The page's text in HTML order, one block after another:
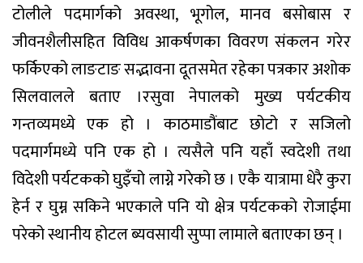
टोलीले पदमार्गको अवस्था, भूगोल, मानव बसोबास र
जीवनशैलीसहित विविध आकर्षणका विवरण संकलन गरेर
फर्किएको लाङटाङ सद्भावना दूतसमेत रहेका पत्रकार अशोक
सिलवालले बताए ।रसुवा नेपालको मुख्य पर्यटकीय
गन्तव्यमध्ये एक हो । काठमाडौंबाट छोटो र सजिलो
पदमार्गमध्ये पनि एक हो । त्यसैले पनि यहाँ स्वदेशी तथा
विदेशी पर्यटकको घुइँचो लाग्ने गरेको छ । एकै यात्रामा धेरै कुरा
हेर्न र घुम्न सकिने भएकाले पनि यो क्षेत्र पर्यटकको रोजाईमा
परेको स्थानीय होटल ब्यवसायी सुप्पा लामाले बताएका छन् ।